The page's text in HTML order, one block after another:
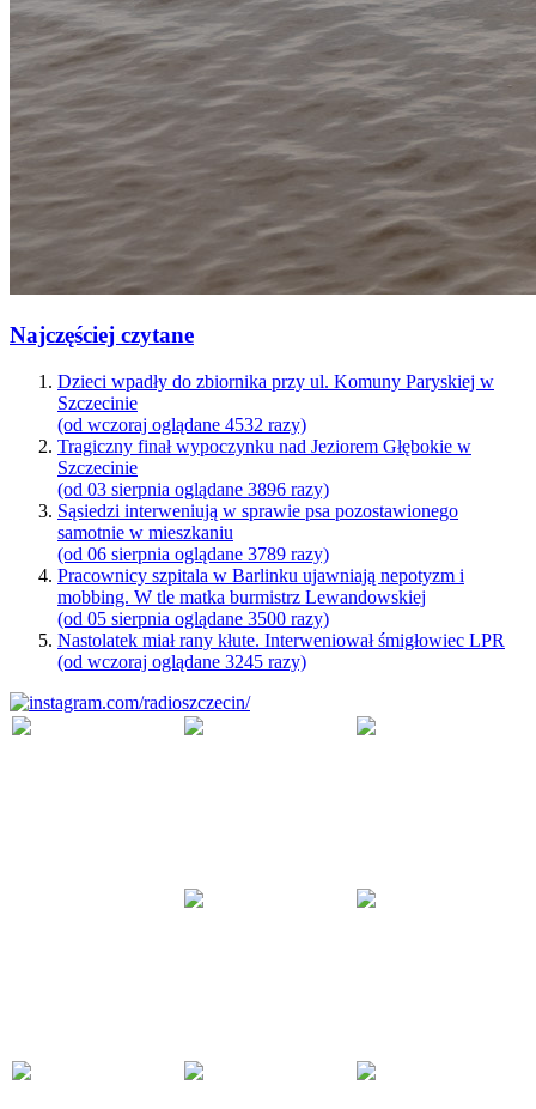
Najczęściej czytane
Dzieci wpadły do zbiornika przy ul. Komuny Paryskiej w
Szczecinie
(od wczoraj oglądane 4532 razy)
Tragiczny finał wypoczynku nad Jeziorem Głębokie w
Szczecinie
(od 03 sierpnia oglądane 3896 razy)
Sąsiedzi interweniują w sprawie psa pozostawionego
samotnie w mieszkaniu
(od 06 sierpnia oglądane 3789 razy)
Pracownicy szpitala w Barlinku ujawniają nepotyzm i
mobbing. W tle matka burmistrz Lewandowskiej
(od 05 sierpnia oglądane 3500 razy)
Nastolatek miał rany kłute. Interweniował śmigłowiec LPR
(od wczoraj oglądane 3245 razy)